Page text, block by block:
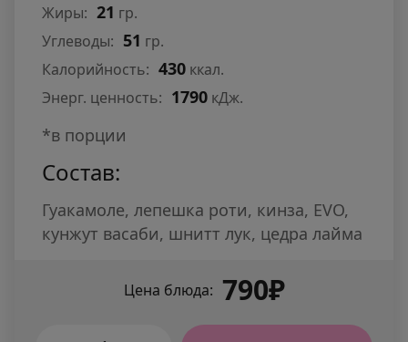
Жиры: 21 гр.
Углеводы: 51 гр.
Калорийность: 430 ккал.
Энерг. ценность: 1790 кДж.
*в порции
Состав:
Гуакамоле, лепешка роти, кинза, EVO,
кунжут васаби, шнитт лук, цедра лайма
Цена блюда: 790₽